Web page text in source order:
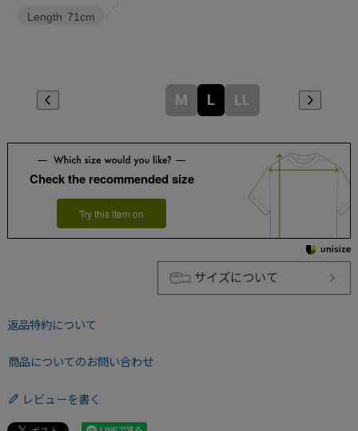
Length 71cm
M L LL
Check the recommended size
Try this item on
サイズについて
返品特約について
商品についてのお問い合わせ
レビューを書く